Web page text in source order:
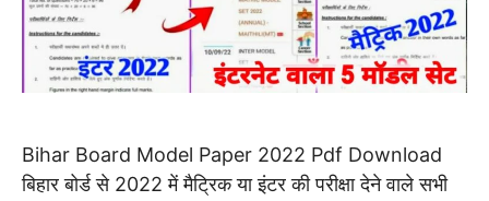
Bihar Board Model Paper 2022 Pdf Download
बिहार बोर्ड से 2022 में मैट्रिक या इंटर की परीक्षा देने वाले सभी